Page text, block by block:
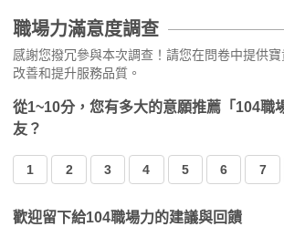
職場力滿意度調查
感謝您撥冗參與本次調查！請您在問卷中提供
改善和提升服務品質。
從1~10分，您有多大的意願推薦「104職
友？
1 2 3 4 5 6 7
歡迎留下給104職場力的建議與回饋